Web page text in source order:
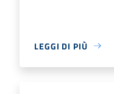
LEGGI DI PIÙ